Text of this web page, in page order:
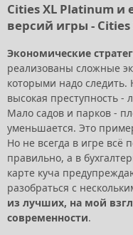
Cities XL Platinum
версий игры - Cities
Экономические
реализованы сложные
которыми надо следить.
высокая преступность
Мало садов и парков -
уменьшается. Это
Но не всегда в игре всё
правильно, а в
карте куча
разобраться с
из лучших, на мой
современности.